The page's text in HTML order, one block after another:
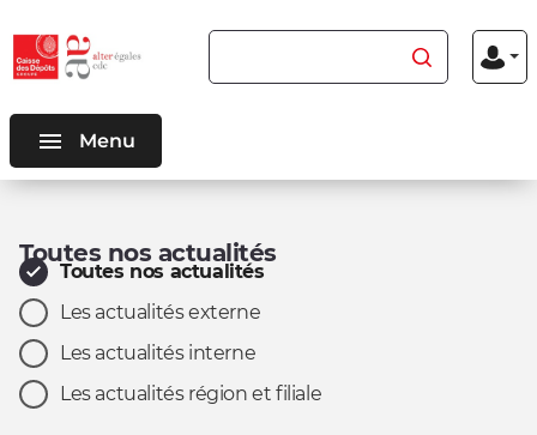
contenu
menu
Rechercher du contenu
Menu
Menu
Toutes nos actualités
Les actualités ont bien été filtrées par Toutes nos
Filtres les actualités par :
Toutes nos actualités
Les actualités externe
Les actualités interne
Les actualités région et filiale